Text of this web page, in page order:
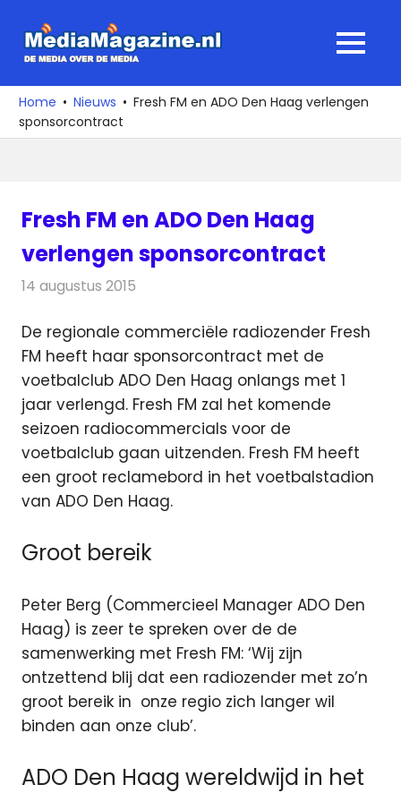
naar
media
over
de
MENU
Home Nieuws
Fresh FM en ADO Den Haag verlengen
sponsorcontract
Fresh FM en ADO Den Haag
verlengen sponsorcontract
14 augustus 2015
De regionale commerciële radiozender Fresh
FM heeft haar sponsorcontract met de
voetbalclub ADO Den Haag onlangs met 1
jaar verlengd. Fresh FM zal het komende
seizoen radiocommercials voor de
voetbalclub gaan uitzenden. Fresh FM heeft
een groot reclamebord in het voetbalstadion
van ADO Den Haag.
Groot bereik
Peter Berg (Commercieel Manager ADO Den
Haag) is zeer te spreken over de de
samenwerking met Fresh FM: ‘Wij zijn
ontzettend blij dat een radiozender met zo’n
groot bereik in onze regio zich langer wil
binden aan onze club’.
ADO Den Haag wereldwijd in het